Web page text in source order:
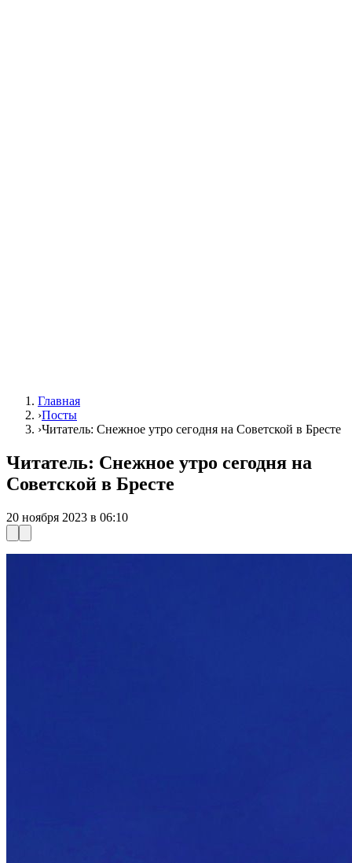
Главная
›Посты
›Читатель: Снежное утро сегодня на Советской в Бресте
Читатель: Снежное утро сегодня на
Советской в Бресте
20 ноября 2023 в 06:10